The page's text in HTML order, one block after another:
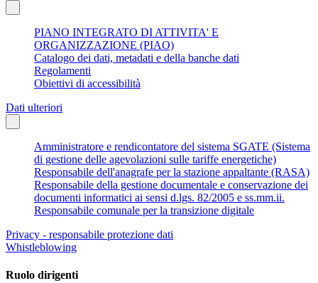
PIANO INTEGRATO DI ATTIVITA' E
ORGANIZZAZIONE (PIAO)
Catalogo dei dati, metadati e della banche dati
Regolamenti
Obiettivi di accessibilità
Dati ulteriori
Amministratore e rendicontatore del sistema SGATE (Sistema
di gestione delle agevolazioni sulle tariffe energetiche)
Responsabile dell'anagrafe per la stazione appaltante (RASA)
Responsabile della gestione documentale e conservazione dei
documenti informatici ai sensi d.lgs. 82/2005 e ss.mm.ii.
Responsabile comunale per la transizione digitale
Privacy - responsabile protezione dati
Whistleblowing
Ruolo dirigenti